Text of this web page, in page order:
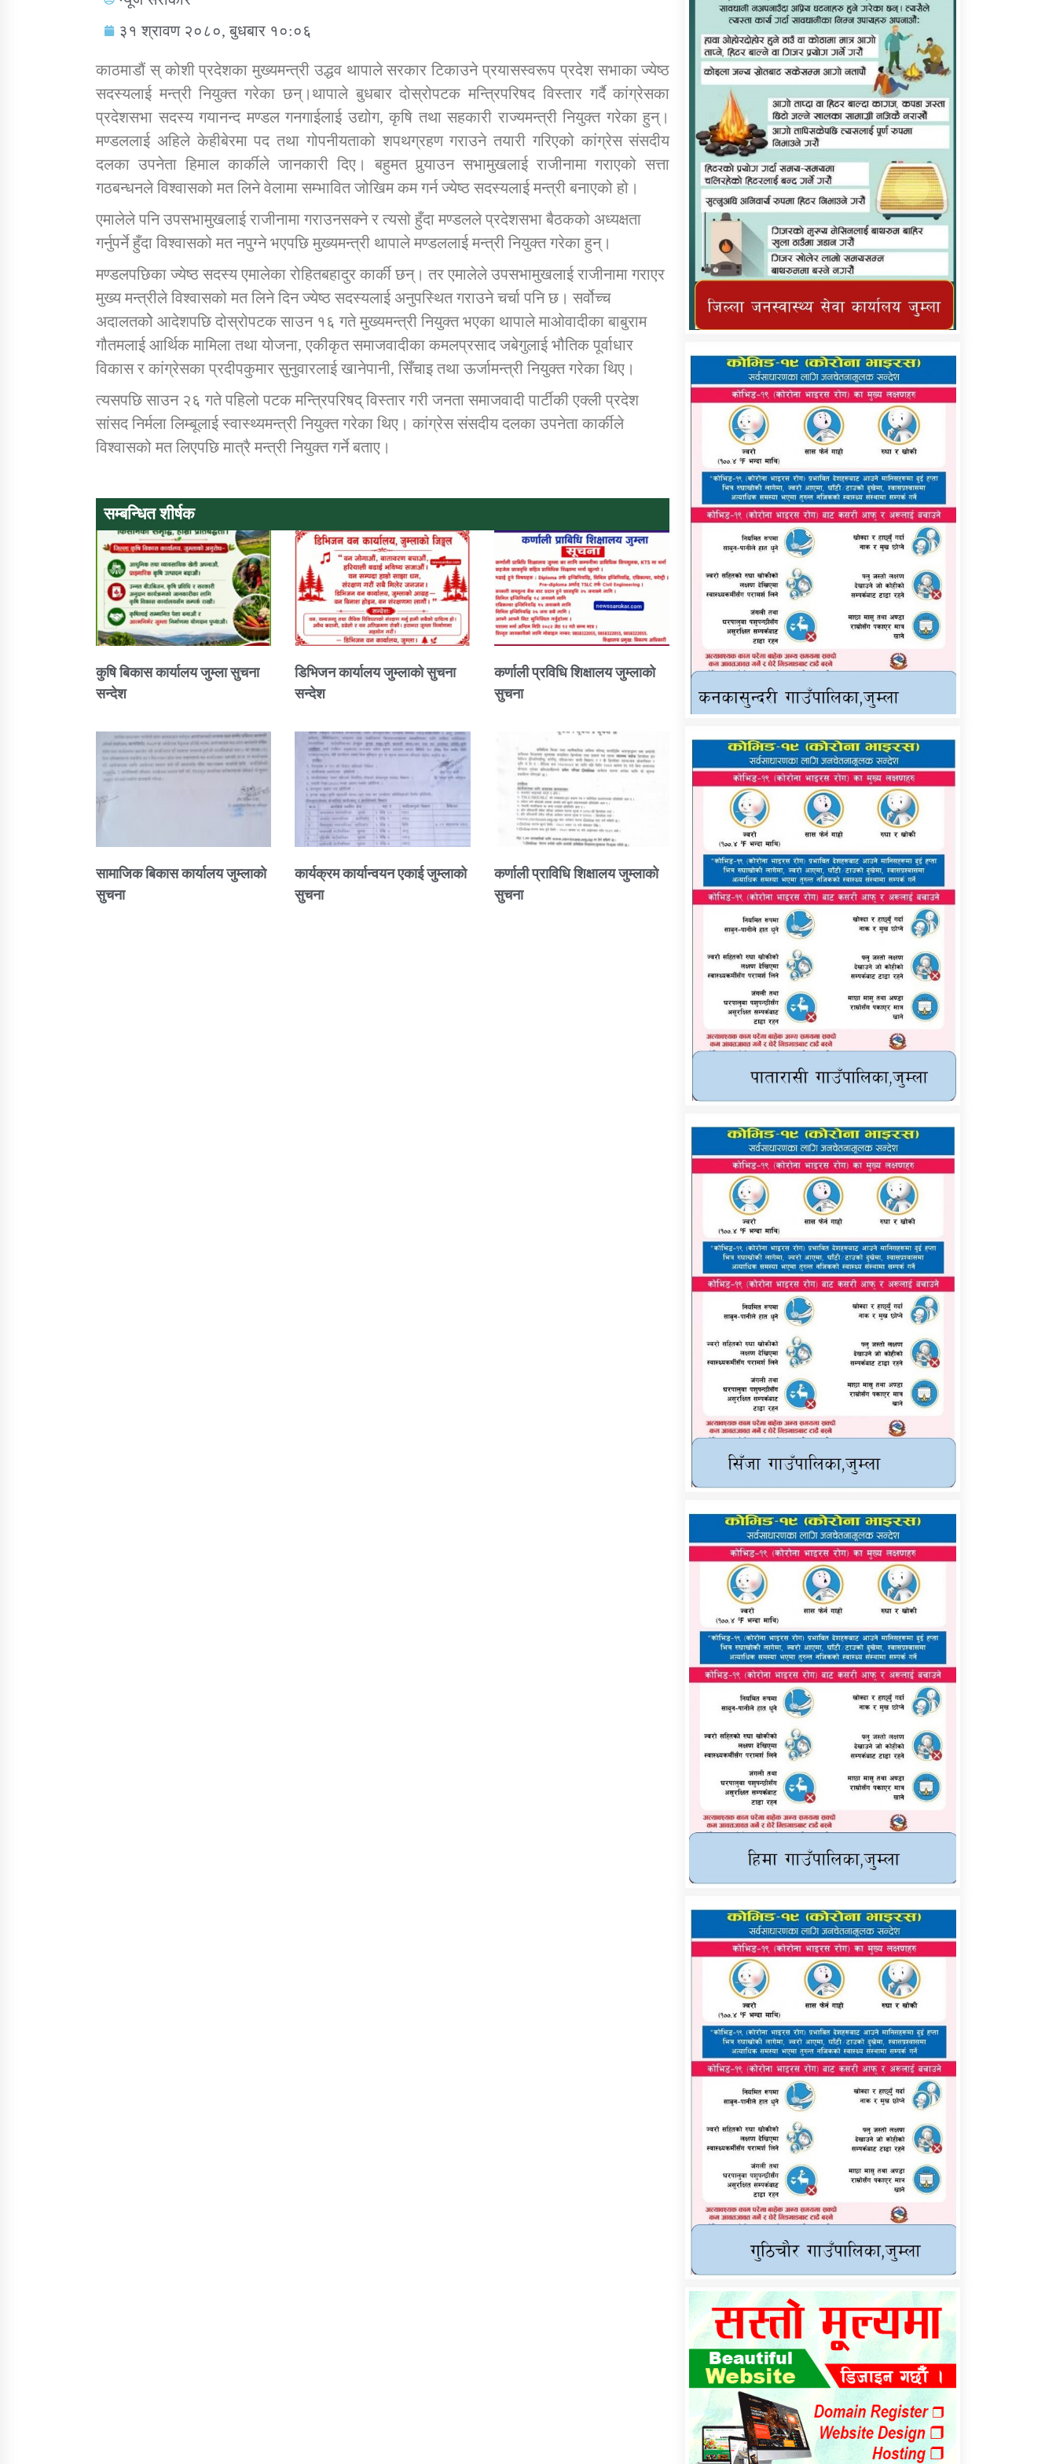
सामाजिक बिकास कार्यालय जुम्लाकाे सुचना कार्यक्रम कार्यान्वयन एकाई जुम्लाको सुचना कर्णाली प्राविधि शिक्षालय जुम्लाको सुचना
तातोपानी गाउँपालिकाको न्यायिक समिति सम्बन्धी
सन्देश
तातोपानी गाउँपालिका जुम्लाको महिला तथा
लैङ्गिक हिंसा सम्बन्धी सूचना सन्देश
तातोपानी गाउँपालिका जुम्लाको महिनावारी
तातोपानी गाउँपालिका जुम्लाको बालविवाह सन्देश तातोपानी गाउँपालिका जुम्लाको सूचना
३१ श्रावण २०८०, बुधबार १०:०६
काठमाडौं स् कोशी प्रदेशका मुख्यमन्त्री उद्धव थापाले सरकार टिकाउने प्रयासस्वरूप प्रदेश सभाका ज्येष्ठ
सदस्यलाई मन्त्री नियुक्त गरेका छन्।थापाले बुधबार दोस्रोपटक मन्त्रिपरिषद विस्तार गर्दै कांग्रेसका
प्रदेशसभा सदस्य गयानन्द मण्डल गनगाईलाई उद्योग, कृषि तथा सहकारी राज्यमन्त्री नियुक्त गरेका हुन्।
मण्डललाई अहिले केहीबेरमा पद तथा गोपनीयताको शपथग्रहण गराउने तयारी गरिएको कांग्रेस संसदीय
दलका उपनेता हिमाल कार्कीले जानकारी दिए। बहुमत पुर्‍याउन सभामुखलाई राजीनामा गराएको सत्ता
गठबन्धनले विश्वासको मत लिने वेलामा सम्भावित जोखिम कम गर्न ज्येष्ठ सदस्यलाई मन्त्री बनाएको हो।
एमालेले पनि उपसभामुखलाई राजीनामा गराउनसक्ने र त्यसो हुँदा मण्डलले प्रदेशसभा बैठकको अध्यक्षता
गर्नुपर्ने हुँदा विश्वासको मत नपुग्ने भएपछि मुख्यमन्त्री थापाले मण्डललाई मन्त्री नियुक्त गरेका हुन्।
मण्डलपछिका ज्येष्ठ सदस्य एमालेका रोहितबहादुर कार्की छन्। तर एमालेले उपसभामुखलाई राजीनामा गराएर
मुख्य मन्त्रीले विश्वासको मत लिने दिन ज्येष्ठ सदस्यलाई अनुपस्थित गराउने चर्चा पनि छ। सर्वोच्च
अदालतकोे आदेशपछि दोस्रोपटक साउन १६ गते मुख्यमन्त्री नियुक्त भएका थापाले माओवादीका बाबुराम
गौतमलाई आर्थिक मामिला तथा योजना, एकीकृत समाजवादीका कमलप्रसाद जबेगुलाई भौतिक पूर्वाधार
विकास र कांग्रेसका प्रदीपकुमार सुनुवारलाई खानेपानी, सिँचाइ तथा ऊर्जामन्त्री नियुक्त गरेका थिए।
त्यसपछि साउन २६ गते पहिलो पटक मन्त्रिपरिषद् विस्तार गरी जनता समाजवादी पार्टीकी एक्ली प्रदेश
सांसद निर्मला लिम्बूलाई स्वास्थ्यमन्त्री नियुक्त गरेका थिए। कांग्रेस संसदीय दलका उपनेता कार्कीले
विश्वासको मत लिएपछि मात्रै मन्त्री नियुक्त गर्ने बताए।
सम्बन्धित शीर्षक
कुषि बिकास कार्यालय जुम्ला सुचना
सन्देश
डिभिजन कार्यालय जुम्लाको सुचना
सन्देश
कर्णाली प्रविधि शिक्षालय जुम्लाको
सुचना
सामाजिक बिकास कार्यालय जुम्लाकाे
सुचना
कार्यक्रम कार्यान्वयन एकाई जुम्लाको
सुचना
कर्णाली प्राविधि शिक्षालय जुम्लाको
सुचना